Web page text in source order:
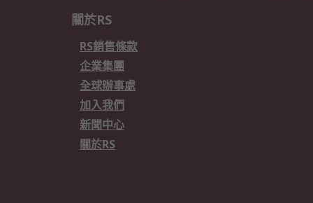
關於RS
RS銷售條款
企業集團
全球辦事處
加入我們
新聞中心
關於RS